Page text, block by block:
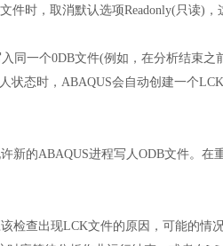
件时，取消默认选项Readonly(只读)
同一个0DB文件(例如，在分析结束
状态时，ABAQUS会自动创建一个
新的ABAQUS进程写人ODB文件。
检查出现LCK文件的原因，可能的情